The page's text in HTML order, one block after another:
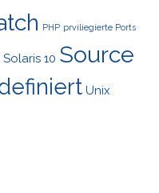
PHP prviliegierte Ports
Solaris 10 Source
Unix